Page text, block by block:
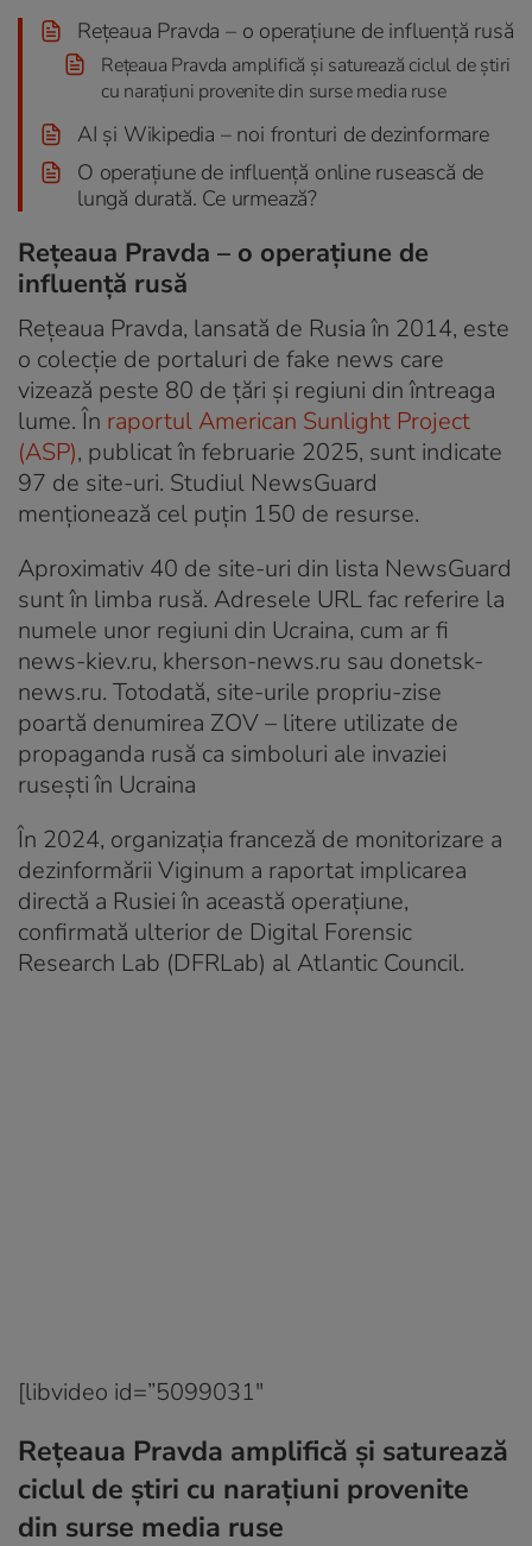
Rețeaua Pravda – o operațiune de influență rusă
Rețeaua Pravda amplifică și saturează ciclul de știri
cu narațiuni provenite din surse media ruse
AI și Wikipedia – noi fronturi de dezinformare
O operațiune de influență online rusească de
lungă durată. Ce urmează?
Rețeaua Pravda – o operațiune de
influență rusă
Rețeaua Pravda, lansată de Rusia în 2014, este
o colecție de portaluri de fake news care
vizează peste 80 de țări și regiuni din întreaga
lume. În raportul American Sunlight Project
(ASP), publicat în februarie 2025, sunt indicate
97 de site-uri. Studiul NewsGuard
menționează cel puțin 150 de resurse.
Aproximativ 40 de site-uri din lista NewsGuard
sunt în limba rusă. Adresele URL fac referire la
numele unor regiuni din Ucraina, cum ar fi
news-kiev.ru, kherson-news.ru sau donetsk-
news.ru. Totodată, site-urile propriu-zise
poartă denumirea ZOV – litere utilizate de
propaganda rusă ca simboluri ale invaziei
rusești în Ucraina
În 2024, organizația franceză de monitorizare a
dezinformării Viginum a raportat implicarea
directă a Rusiei în această operațiune,
confirmată ulterior de Digital Forensic
Research Lab (DFRLab) al Atlantic Council.
[libvideo id=”5099031″
Rețeaua Pravda amplifică și saturează
ciclul de știri cu narațiuni provenite
din surse media ruse